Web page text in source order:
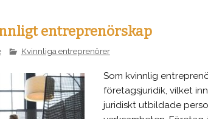
entreprenörskap
Kvinnliga entreprenörer
Som kvinnlig
företagsjuridik, vilket
juridiskt utbildade